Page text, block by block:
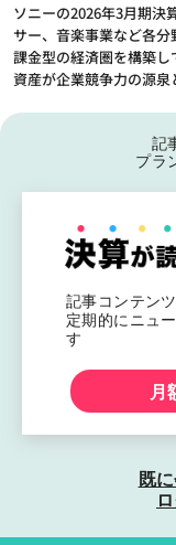
ソニーの2026年3月期決
サー、音楽事業など各
課金型の経済圏を構築
資産が企業競争力の源泉
記
プラ
記事コンテン
定期的にニュ
す
月
既